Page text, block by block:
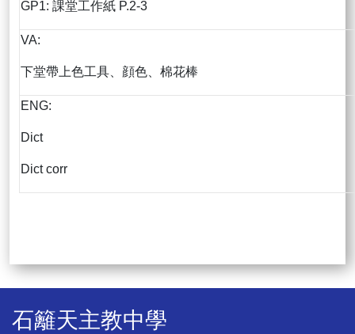
GP1: 課堂工作紙 P.2-3
VA:
下堂帶上色工具、顔色、棉花棒
ENG:
Dict
Dict corr
石籬天主教中學